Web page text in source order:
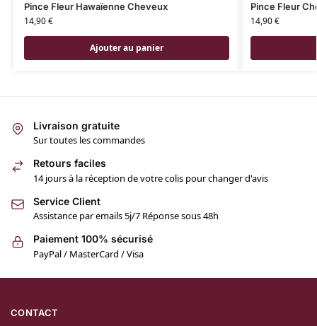
Pince Fleur Hawaïenne Cheveux
14,90€
Ajouter au panier
Pince Fleur
14,90€
Livraison gratuite
Sur toutes les commandes
Retours faciles
14 jours à la réception de votre colis pour changer d'avis
Service Client
Assistance par emails 5j/7 Réponse sous 48h
Paiement 100% sécurisé
PayPal / MasterCard / Visa
CONTACT